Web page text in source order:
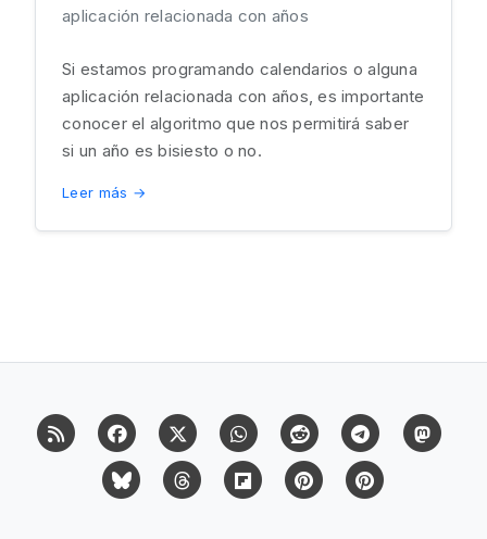
aplicación relacionada con años
Si estamos programando calendarios o alguna
aplicación relacionada con años, es importante
conocer el algoritmo que nos permitirá saber
si un año es bisiesto o no.
Leer más →
RSS FacebookX (Twitter)Whatsapp Reddit Telegram
Bluesky Threads Flipboard Pinterest